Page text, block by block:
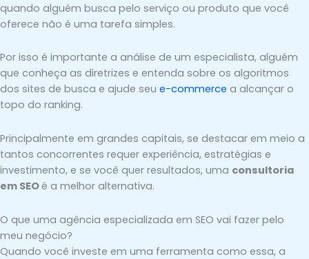
quando alguém busca pelo serviço ou produto que você
oferece não é uma tarefa simples.
Por isso é importante a análise de um especialista, alguém
que conheça as diretrizes e entenda sobre os algoritmos
dos sites de busca e ajude seu e-commerce a alcançar o
topo do ranking.
Principalmente em grandes capitais, se destacar em meio a
tantos concorrentes requer experiência, estratégias e
investimento, e se você quer resultados, uma consultoria
em SEOé a melhor alternativa.
O que uma agência especializada em SEO vai fazer pelo
meu negócio?
Quando você investe em uma ferramenta como essa, a